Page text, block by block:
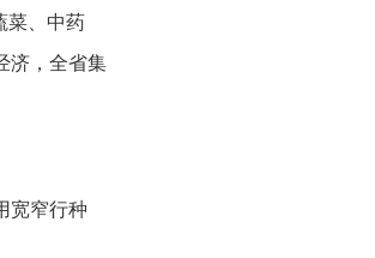
菜、中药
济，全省集
宽窄行种